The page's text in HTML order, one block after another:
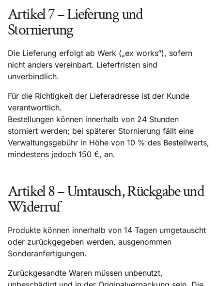
Artikel 7 – Lieferung und
Stornierung
Die Lieferung erfolgt ab Werk („ex works“), sofern
nicht anders vereinbart. Lieferfristen sind
unverbindlich.
Für die Richtigkeit der Lieferadresse ist der Kunde
verantwortlich.
Bestellungen können innerhalb von 24 Stunden
storniert werden; bei späterer Stornierung fällt eine
Verwaltungsgebühr in Höhe von 10 % des Bestellwerts,
mindestens jedoch 150 €, an.
Artikel 8 – Umtausch, Rückgabe und
Widerruf
Produkte können innerhalb von 14 Tagen umgetauscht
oder zurückgegeben werden, ausgenommen
Sonderanfertigungen.
Zurückgesandte Waren müssen unbenutzt,